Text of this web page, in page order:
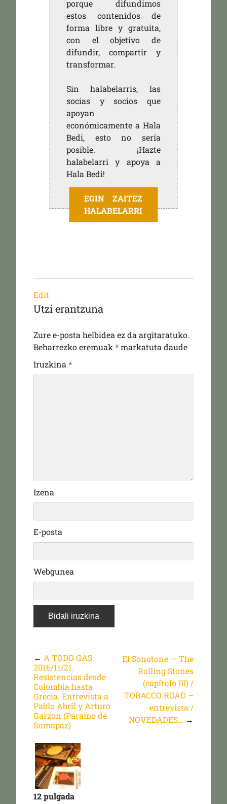
porque difundimos
estos contenidos de
forma libre y gratuita,
con el objetivo de
difundir, compartir y
transformar.
Sin halabelarris, las
socias y socios que
apoyan
económicamente a Hala
Bedi, esto no sería
posible. ¡Hazte
halabelarri y apoya a
Hala Bedi!
EGIN ZAITEZ
HALABELARRI
Edit
Utzi erantzuna
Zure e-posta helbidea ez da argitaratuko.
Beharrezko eremuak *markatuta daude
Iruzkina *
Izena
E-posta
Webgunea
← A TODO GAS.
2016/11/21.
Resistencias desde
Colombia hasta
Grecia. Entrevista a
Pablo Abril y Arturo
Garzon (Páramo de
Sumapaz)
El Sonotone — The
Rolling Stones
(capítulo III) /
TOBACCO ROAD –
entrevista /
NOVEDADES… →
12 pulgada